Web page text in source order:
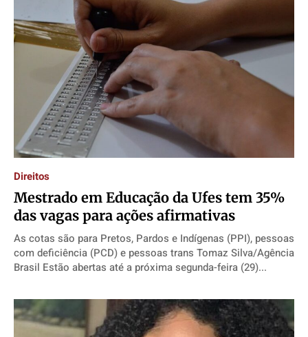
Direitos
Mestrado em Educação da Ufes tem 35%
das vagas para ações afirmativas
As cotas são para Pretos, Pardos e Indígenas (PPI), pessoas
com deficiência (PCD) e pessoas trans Tomaz Silva/Agência
Brasil Estão abertas até a próxima segunda-feira (29)...